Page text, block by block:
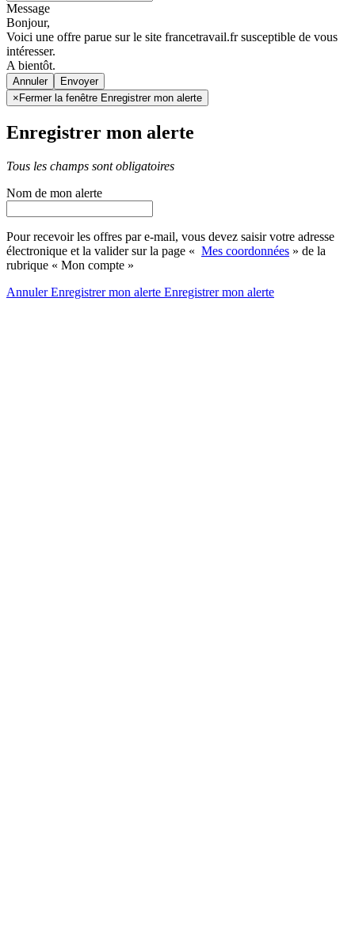
Message
Bonjour,
Voici une offre parue sur le site francetravail.fr susceptible de vous
intéresser.
A bientôt.
Annuler
× Fermer la fenêtre Enregistrer mon alerte
Enregistrer mon alerte
Tous les champs sont obligatoires
Nom de mon alerte
Pour recevoir les offres par e-mail, vous devez saisir votre adresse
électronique et la valider sur la page « Mes coordonnées » de la
rubrique « Mon compte »
AnnulerEnregistrer mon alerte Enregistrermon alerte